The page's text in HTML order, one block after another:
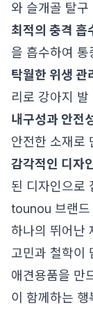
와 슬개골 탈
최적의 충격 흡
을 흡수하여 통
탁월한 위생 관
리로 강아지
내구성과 안전
안전한 소재로
감각적인 디자
된 디자인으로
tounou 브랜드
하나의 뛰어난
고민과 철학이
애견용품을 만
이 함께하는